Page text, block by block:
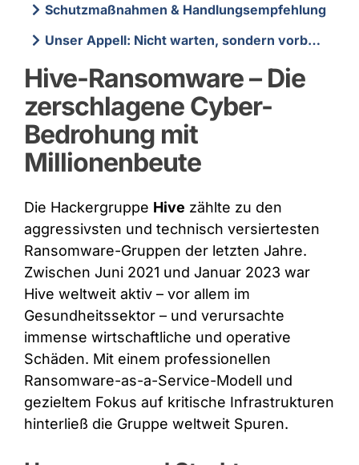
Schutzmaßnahmen & Handlungsempfehlung
Unser Appell: Nicht warten, sondern vorbereiten
Hive-Ransomware – Die
zerschlagene Cyber-
Bedrohung mit
Millionenbeute
Die Hackergruppe Hive zählte zu den
aggressivsten und technisch versiertesten
Ransomware-Gruppen der letzten Jahre.
Zwischen Juni 2021 und Januar 2023 war
Hive weltweit aktiv – vor allem im
Gesundheitssektor – und verursachte
immense wirtschaftliche und operative
Schäden. Mit einem professionellen
Ransomware-as-a-Service-Modell und
gezieltem Fokus auf kritische Infrastrukturen
hinterließ die Gruppe weltweit Spuren.